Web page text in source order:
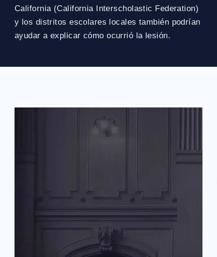
California (California Interscholastic Federation)
y los distritos escolares locales también podrían
ayudar a explicar cómo ocurrió la lesión.